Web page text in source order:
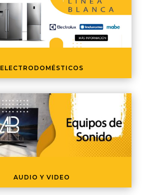
ELECTRODOMÉSTICOS
AUDIO Y VIDEO